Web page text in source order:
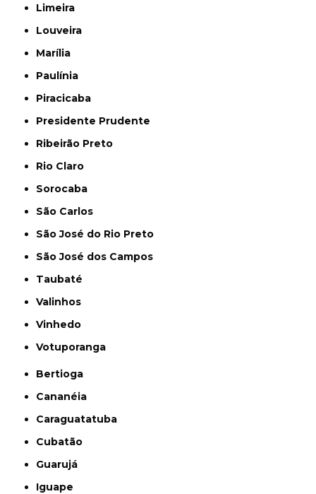
Limeira
Louveira
Marília
Paulínia
Piracicaba
Presidente Prudente
Ribeirão Preto
Rio Claro
Sorocaba
São Carlos
São José do Rio Preto
São José dos Campos
Taubaté
Valinhos
Vinhedo
Votuporanga
Bertioga
Cananéia
Caraguatatuba
Cubatão
Guarujá
Iguape